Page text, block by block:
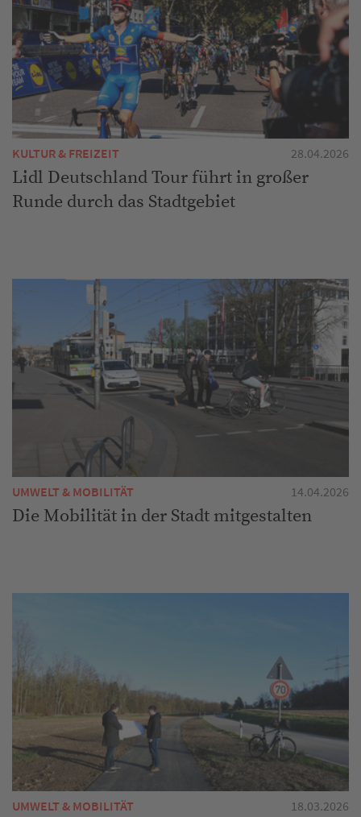
KULTUR & FREIZEIT 28.04.2026
Lidl Deutschland Tour führt in großer
Runde durch das Stadtgebiet
UMWELT & MOBILITÄT 14.04.2026
Die Mobilität in der Stadt mitgestalten
UMWELT & MOBILITÄT 18.03.2026